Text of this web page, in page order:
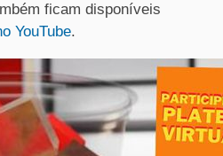
ficam disponíveis
YouTube.